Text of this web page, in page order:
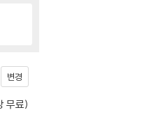
변경
무료)